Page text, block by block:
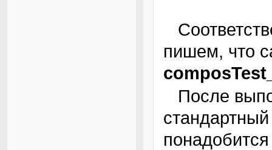
Соответственно, вместо <config-file> мы
пишем, что
После выполнения этой команды будет создан